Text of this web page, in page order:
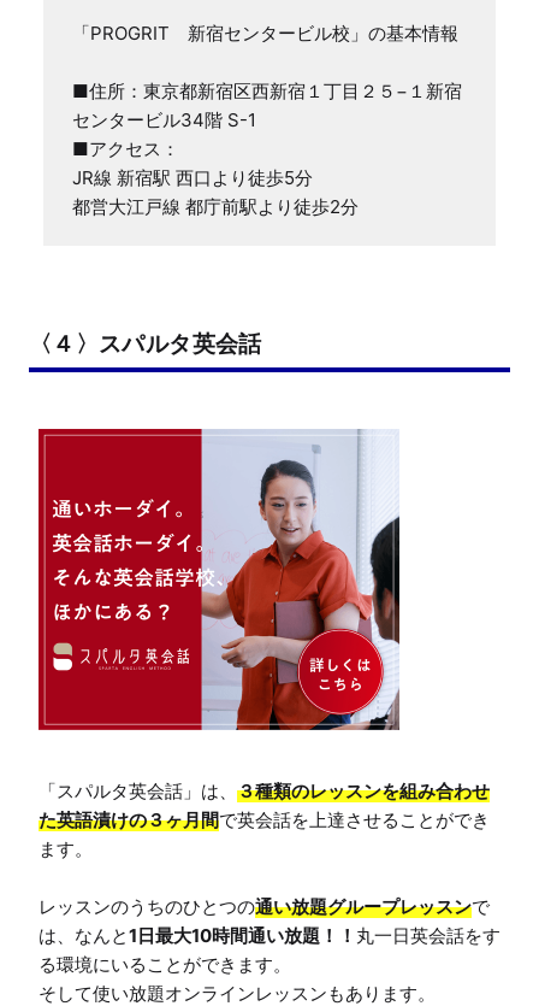
「PROGRIT　新宿センタービル校」の基本情報
■住所：東京都新宿区西新宿１丁目２５−１新宿
センタービル34階 S-1
■アクセス：
JR線 新宿駅 西口より徒歩5分
都営大江戸線 都庁前駅より徒歩2分
〈４〉スパルタ英会話
「スパルタ英会話」は、 ３種類のレッスンを組み合わせ
た英語漬けの３ヶ月間で英会話を上達させることができ
ます。
レッスンのうちのひとつの通い放題グループレッスンで
は、なんと1日最大10時間通い放題！！ 丸一日英会話をす
る環境にいることができます。
そして使い放題オンラインレッスンもあります。